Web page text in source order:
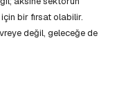
bir fırsat olabilir.
değil, geleceğe de